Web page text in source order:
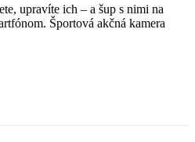
upravíte ich – a šup s nimi na
Športová akčná kamera